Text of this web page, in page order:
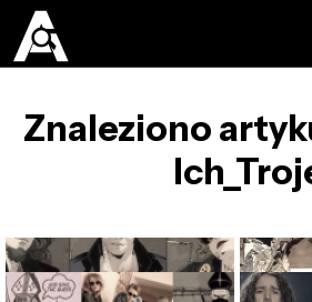
Znaleziono